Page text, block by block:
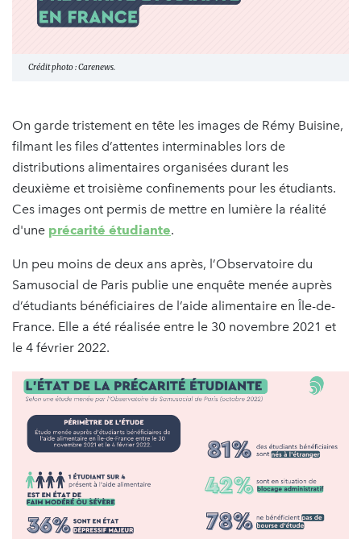
Crédit photo : Carenews.
On garde tristement en tête les images de Rémy Buisine,
filmant les files d’attentes interminables lors de
distributions alimentaires organisées durant les
deuxième et troisième confinements pour les étudiants.
Ces images ont permis de mettre en lumière la réalité
d'une précarité étudiante.
Un peu moins de deux ans après, l’Observatoire du
Samusocial de Paris publie une enquête menée auprès
d’étudiants bénéficiaires de l’aide alimentaire en Île-de-
France. Elle a été réalisée entre le 30 novembre 2021 et
le 4 février 2022.